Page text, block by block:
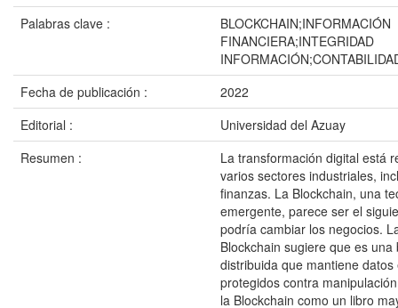
Palabras clave :
BLOCKCHAIN;INFORMACIÓN
FINANCIERA;INTEGRIDAD
Fecha de publicación :
2022
Editorial :
Universidad del Azuay
Resumen :
La transformación digital está
varios sectores industriales,
finanzas. La Blockchain, una
emergente, parece ser el
podría cambiar los negocios.
Blockchain sugiere que es
distribuida que mantiene
protegidos contra
la Blockchain como un libro